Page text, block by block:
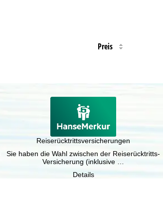
Preis
Reiserücktrittsversicherungen
Sie haben die Wahl zwischen der Reiserücktritts-
Versicherung (inklusive …
Details